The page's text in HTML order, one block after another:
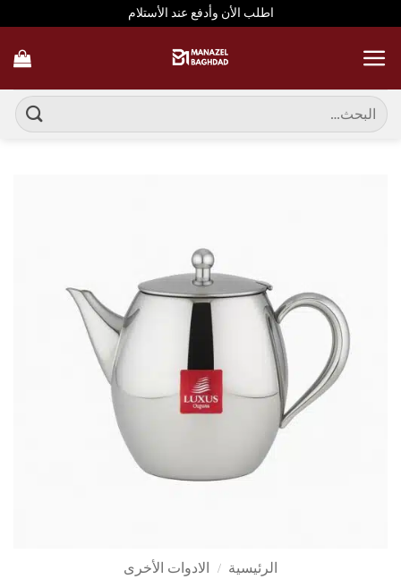
اطلب الأن وأدفع عند الأستلام
البحث
عن:
الرئيسية / الادوات الأخرى